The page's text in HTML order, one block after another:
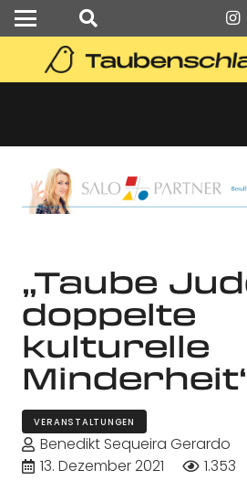
„Taube
doppelte
kulturelle
VERANSTALTUNGEN
Benedikt Sequeira Gerardo
13. Dezember 2021
1.353